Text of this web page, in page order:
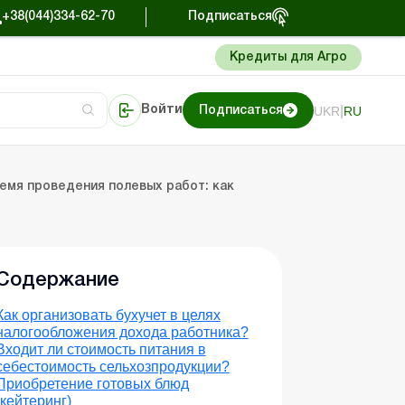
+38(044)334-62-70 Подписаться
Кредиты для Агро
Войти Подписаться UKR RU
проведения полевых работ: как
организовать бухучет в целях
дохода работника?
ли стоимость питания в
сельхозпродукции?
готовых блюд